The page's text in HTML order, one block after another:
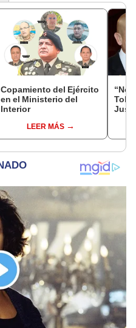
Copamiento del Ejército
en el Ministerio del
Interior
LEER MÁS
“No